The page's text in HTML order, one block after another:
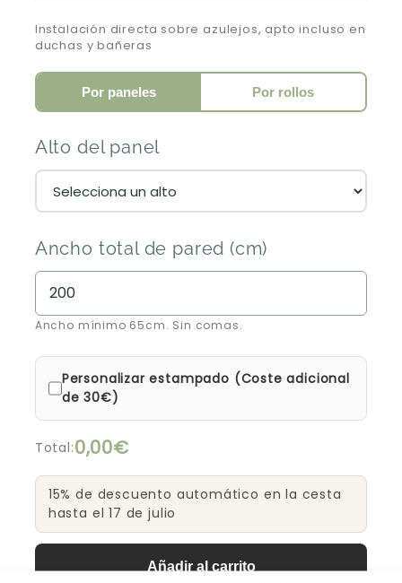
Instalación directa sobre azulejos, apto incluso en
duchas y bañeras
Por paneles Por rollos
Alto del panel
Ancho total de pared (cm)
Ancho mínimo 65cm. Sin comas.
Personalizar estampado (Coste adicional
de 30€)
Total:0,00€
15% de descuento automático en la cesta
hasta el 17 de julio
Añadir al carrito